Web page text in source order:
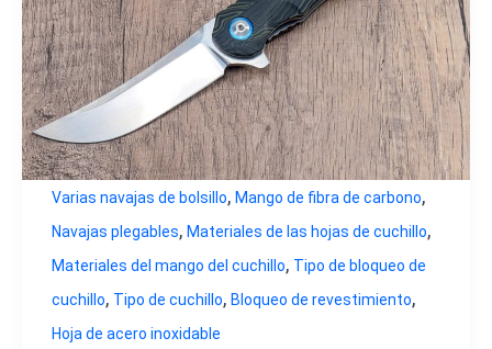
Varias navajas de bolsillo, Mango de fibra de carbono,
Navajas plegables, Materiales de las hojas de cuchillo,
Materiales del mango del cuchillo, Tipo de bloqueo de
cuchillo, Tipo de cuchillo, Bloqueo de revestimiento,
Hoja de acero inoxidable